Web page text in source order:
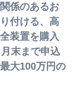
係のあるお
付ける、高
装置を購入
末まで申込
大100万円の